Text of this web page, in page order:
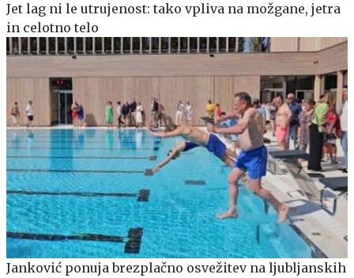
Jet lag ni le utrujenost: tako vpliva na možgane, jetra
in celotno telo
Janković ponuja brezplačno osvežitev na ljubljanskih